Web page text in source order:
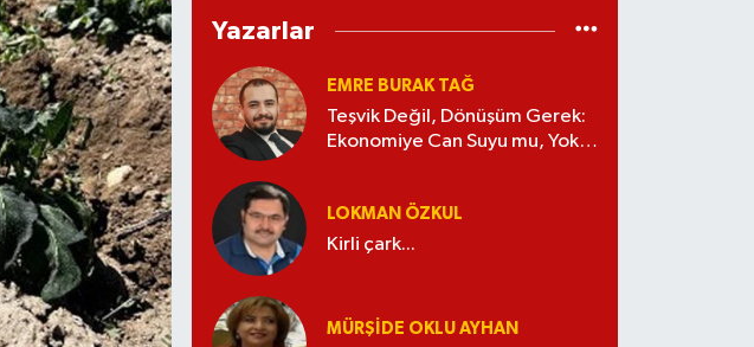
Yazarlar
EMRE BURAK TAĞ
Teşvik Değil, Dönüşüm Gerek:
Ekonomiye Can Suyu mu, Yoksa
LOKMAN ÖZKUL
Kirli çark...
MÜRŞIDE OKLU AYHAN